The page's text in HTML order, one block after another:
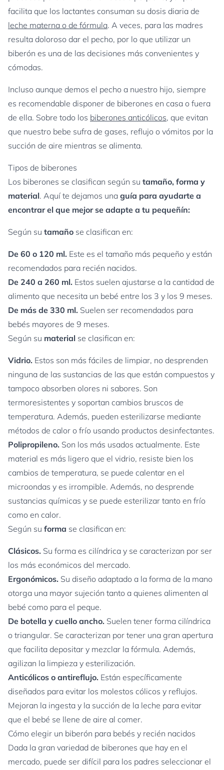
facilita que los lactantes consuman su dosis diaria de
leche materna o de fórmula. A veces, para las madres
resulta doloroso dar el pecho, por lo que utilizar un
biberón es una de las decisiones más convenientes y
cómodas.
Incluso aunque demos el pecho a nuestro hijo, siempre
es recomendable disponer de biberones en casa o fuera
de ella. Sobre todo los biberones anticólicos, que evitan
que nuestro bebe sufra de gases, reflujo o vómitos por la
succión de aire mientras se alimenta.
Tipos de biberones
Los biberones se clasifican según su tamaño, forma y
material. Aquí te dejamos una guía para ayudarte a
encontrar el que mejor se adapte a tu pequeñín:
Según su tamaño se clasifican en:
De 60 o 120 ml. Este es el tamaño más pequeño y están
recomendados para recién nacidos.
De 240 a 260 ml. Estos suelen ajustarse a la cantidad de
alimento que necesita un bebé entre los 3 y los 9 meses.
De más de 330 ml. Suelen ser recomendados para
bebés mayores de 9 meses.
Según su material se clasifican en:
Vidrio. Estos son más fáciles de limpiar, no desprenden
ninguna de las sustancias de las que están compuestos y
tampoco absorben olores ni sabores. Son
termoresistentes y soportan cambios bruscos de
temperatura. Además, pueden esterilizarse mediante
métodos de calor o frío usando productos desinfectantes.
Polipropileno. Son los más usados actualmente. Este
material es más ligero que el vidrio, resiste bien los
cambios de temperatura, se puede calentar en el
microondas y es irrompible. Además, no desprende
sustancias químicas y se puede esterilizar tanto en frío
como en calor.
Según su forma se clasifican en:
Clásicos. Su forma es cilíndrica y se caracterizan por ser
los más económicos del mercado.
Ergonómicos. Su diseño adaptado a la forma de la mano
otorga una mayor sujeción tanto a quienes alimenten al
bebé como para el peque.
De botella y cuello ancho. Suelen tener forma cilíndrica
o triangular. Se caracterizan por tener una gran apertura
que facilita depositar y mezclar la fórmula. Además,
agilizan la limpieza y esterilización.
Anticólicos o antireflujo. Están específicamente
diseñados para evitar los molestos cólicos y reflujos.
Mejoran la ingesta y la succión de la leche para evitar
que el bebé se llene de aire al comer.
Cómo elegir un biberón para bebés y recién nacidos
Dada la gran variedad de biberones que hay en el
mercado, puede ser difícil para los padres seleccionar el